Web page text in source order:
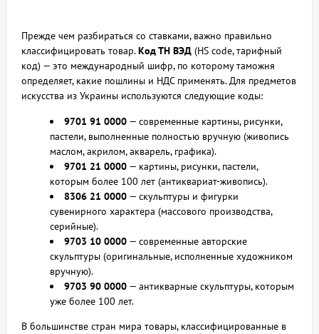
Прежде чем разбираться со ставками, важно правильно
классифицировать товар.Код ТН ВЭД (HS code, тарифный
код) — это международный шифр, по которому таможня
определяет, какие пошлины и НДС применять. Для предметов
искусства из Украины используются следующие коды:
9701 91 0000 — современные картины, рисунки,
пастели, выполненные полностью вручную (живопись
маслом, акрилом, акварель, графика).
9701 21 0000 — картины, рисунки, пастели,
которым более 100 лет (антиквариат-живопись).
8306 21 0000 — скульптуры и фигурки
сувенирного характера (массового производства,
серийные).
9703 10 0000 — современные авторские
скульптуры (оригинальные, исполненные художником
вручную).
9703 90 0000 — антикварные скульптуры, которым
уже более 100 лет.
В большинстве стран мира товары, классифицированные в